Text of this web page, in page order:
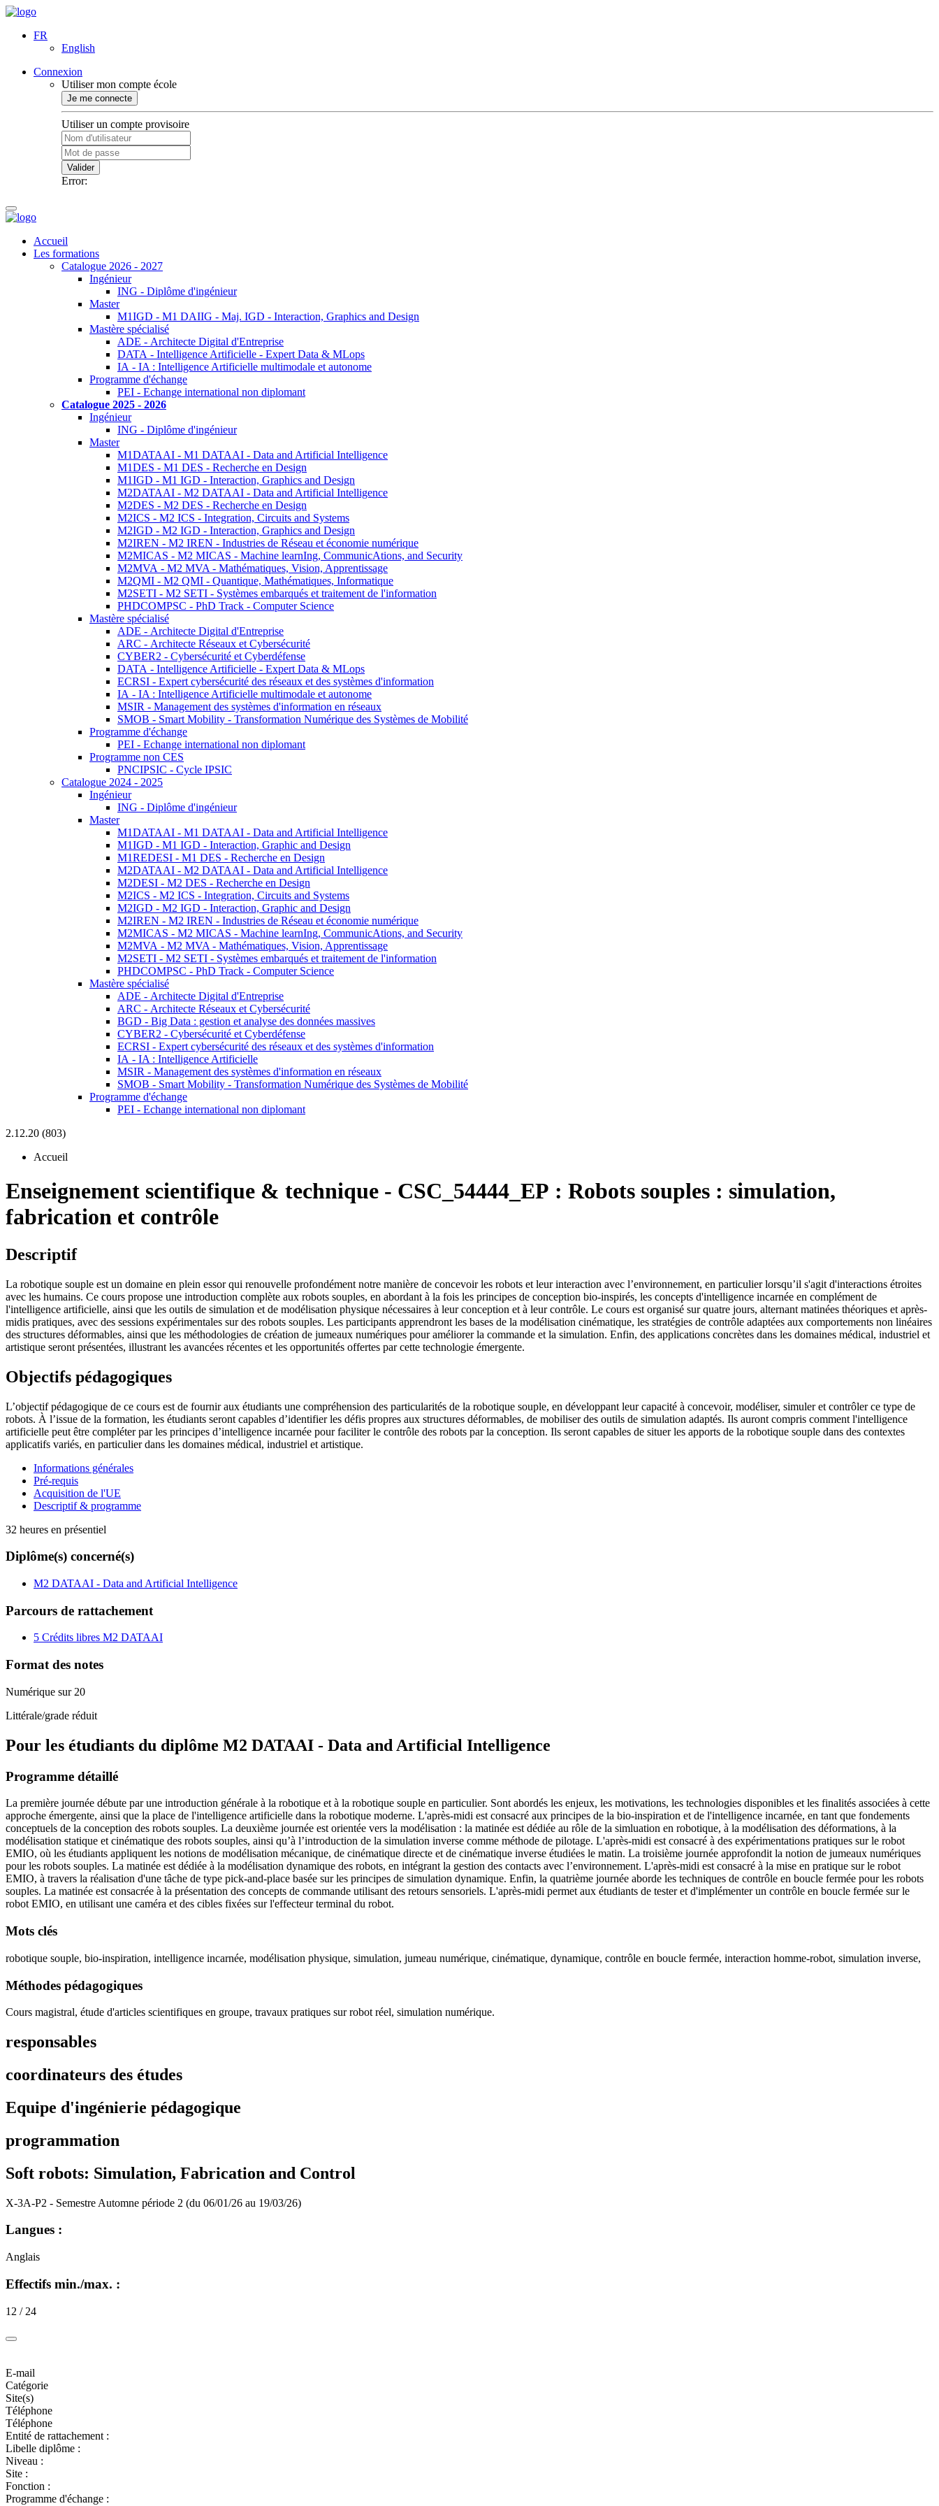
FR
English
Connexion
Utiliser mon compte école
Je me connecte
Utiliser un compte provisoire
Valider
Error:
Accueil
Les formations
Catalogue 2026 - 2027
Ingénieur
ING - Diplôme d'ingénieur
Master
M1IGD - M1 DAIIG - Maj. IGD - Interaction, Graphics and Design
Mastère spécialisé
ADE - Architecte Digital d'Entreprise
DATA - Intelligence Artificielle - Expert Data & MLops
IA - IA : Intelligence Artificielle multimodale et autonome
Programme d'échange
PEI - Echange international non diplomant
Catalogue 2025 - 2026
Ingénieur
ING - Diplôme d'ingénieur
Master
M1DATAAI - M1 DATAAI - Data and Artificial Intelligence
M1DES - M1 DES - Recherche en Design
M1IGD - M1 IGD - Interaction, Graphics and Design
M2DATAAI - M2 DATAAI - Data and Artificial Intelligence
M2DES - M2 DES - Recherche en Design
M2ICS - M2 ICS - Integration, Circuits and Systems
M2IGD - M2 IGD - Interaction, Graphics and Design
M2IREN - M2 IREN - Industries de Réseau et économie numérique
M2MICAS - M2 MICAS - Machine learnIng, CommunicAtions, and Security
M2MVA - M2 MVA - Mathématiques, Vision, Apprentissage
M2QMI - M2 QMI - Quantique, Mathématiques, Informatique
M2SETI - M2 SETI - Systèmes embarqués et traitement de l'information
PHDCOMPSC - PhD Track - Computer Science
Mastère spécialisé
ADE - Architecte Digital d'Entreprise
ARC - Architecte Réseaux et Cybersécurité
CYBER2 - Cybersécurité et Cyberdéfense
DATA - Intelligence Artificielle - Expert Data & MLops
ECRSI - Expert cybersécurité des réseaux et des systèmes d'information
IA - IA : Intelligence Artificielle multimodale et autonome
MSIR - Management des systèmes d'information en réseaux
SMOB - Smart Mobility - Transformation Numérique des Systèmes de Mobilité
Programme d'échange
PEI - Echange international non diplomant
Programme non CES
PNCIPSIC - Cycle IPSIC
Catalogue 2024 - 2025
Ingénieur
ING - Diplôme d'ingénieur
Master
M1DATAAI - M1 DATAAI - Data and Artificial Intelligence
M1IGD - M1 IGD - Interaction, Graphic and Design
M1REDESI - M1 DES - Recherche en Design
M2DATAAI - M2 DATAAI - Data and Artificial Intelligence
M2DESI - M2 DES - Recherche en Design
M2ICS - M2 ICS - Integration, Circuits and Systems
M2IGD - M2 IGD - Interaction, Graphic and Design
M2IREN - M2 IREN - Industries de Réseau et économie numérique
M2MICAS - M2 MICAS - Machine learnIng, CommunicAtions, and Security
M2MVA - M2 MVA - Mathématiques, Vision, Apprentissage
M2SETI - M2 SETI - Systèmes embarqués et traitement de l'information
PHDCOMPSC - PhD Track - Computer Science
Mastère spécialisé
ADE - Architecte Digital d'Entreprise
ARC - Architecte Réseaux et Cybersécurité
BGD - Big Data : gestion et analyse des données massives
CYBER2 - Cybersécurité et Cyberdéfense
ECRSI - Expert cybersécurité des réseaux et des systèmes d'information
IA - IA : Intelligence Artificielle
MSIR - Management des systèmes d'information en réseaux
SMOB - Smart Mobility - Transformation Numérique des Systèmes de Mobilité
Programme d'échange
PEI - Echange international non diplomant
2.12.20 (803)
Accueil
Enseignement scientifique & technique - CSC_54444_EP : Robots souples : simulation,
fabrication et contrôle
Descriptif
La robotique souple est un domaine en plein essor qui renouvelle profondément notre manière de concevoir les robots et leur interaction avec l’environnement, en particulier lorsqu’il s'agit d'interactions étroites
avec les humains. Ce cours propose une introduction complète aux robots souples, en abordant à la fois les principes de conception bio-inspirés, les concepts d'intelligence incarnée en complément de
l'intelligence artificielle, ainsi que les outils de simulation et de modélisation physique nécessaires à leur conception et à leur contrôle. Le cours est organisé sur quatre jours, alternant matinées théoriques et après-
midis pratiques, avec des sessions expérimentales sur des robots souples. Les participants apprendront les bases de la modélisation cinématique, les stratégies de contrôle adaptées aux comportements non linéaires
des structures déformables, ainsi que les méthodologies de création de jumeaux numériques pour améliorer la commande et la simulation. Enfin, des applications concrètes dans les domaines médical, industriel et
artistique seront présentées, illustrant les avancées récentes et les opportunités offertes par cette technologie émergente.
Objectifs pédagogiques
L’objectif pédagogique de ce cours est de fournir aux étudiants une compréhension des particularités de la robotique souple, en développant leur capacité à concevoir, modéliser, simuler et contrôler ce type de
robots. À l’issue de la formation, les étudiants seront capables d’identifier les défis propres aux structures déformables, de mobiliser des outils de simulation adaptés. Ils auront compris comment l'intelligence
artificielle peut être compléter par les principes d’intelligence incarnée pour faciliter le contrôle des robots par la conception. Ils seront capables de situer les apports de la robotique souple dans des contextes
applicatifs variés, en particulier dans les domaines médical, industriel et artistique.
Informations générales
Pré-requis
Acquisition de l'UE
Descriptif & programme
32 heures en présentiel
Diplôme(s) concerné(s)
M2 DATAAI - Data and Artificial Intelligence
Parcours de rattachement
5 Crédits libres M2 DATAAI
Format des notes
Numérique sur 20
Littérale/grade réduit
Pour les étudiants du diplôme M2 DATAAI - Data and Artificial Intelligence
Programme détaillé
La première journée débute par une introduction générale à la robotique et à la robotique souple en particulier. Sont abordés les enjeux, les motivations, les technologies disponibles et les finalités associées à cette
approche émergente, ainsi que la place de l'intelligence artificielle dans la robotique moderne. L'après-midi est consacré aux principes de la bio-inspiration et de l'intelligence incarnée, en tant que fondements
conceptuels de la conception des robots souples. La deuxième journée est orientée vers la modélisation : la matinée est dédiée au rôle de la simluation en robotique, à la modélisation des déformations, à la
modélisation statique et cinématique des robots souples, ainsi qu’à l’introduction de la simulation inverse comme méthode de pilotage. L'après-midi est consacré à des expérimentations pratiques sur le robot
EMIO, où les étudiants appliquent les notions de modélisation mécanique, de cinématique directe et de cinématique inverse étudiées le matin. La troisième journée approfondit la notion de jumeaux numériques
pour les robots souples. La matinée est dédiée à la modélisation dynamique des robots, en intégrant la gestion des contacts avec l’environnement. L'après-midi est consacré à la mise en pratique sur le robot
EMIO, à travers la réalisation d'une tâche de type pick-and-place basée sur les principes de simulation dynamique. Enfin, la quatrième journée aborde les techniques de contrôle en boucle fermée pour les robots
souples. La matinée est consacrée à la présentation des concepts de commande utilisant des retours sensoriels. L'après-midi permet aux étudiants de tester et d'implémenter un contrôle en boucle fermée sur le
robot EMIO, en utilisant une caméra et des cibles fixées sur l'effecteur terminal du robot.
Mots clés
robotique souple, bio-inspiration, intelligence incarnée, modélisation physique, simulation, jumeau numérique, cinématique, dynamique, contrôle en boucle fermée, interaction homme-robot, simulation inverse,
Méthodes pédagogiques
Cours magistral, étude d'articles scientifiques en groupe, travaux pratiques sur robot réel, simulation numérique.
responsables
coordinateurs des études
Equipe d'ingénierie pédagogique
programmation
Soft robots: Simulation, Fabrication and Control
X-3A-P2 - Semestre Automne période 2 (du 06/01/26 au 19/03/26)
Langues :
Anglais
Effectifs min./max. :
12 / 24
E-mail
Catégorie
Site(s)
Téléphone
Téléphone
Entité de rattachement :
Libelle diplôme :
Niveau :
Site :
Fonction :
Programme d'échange :